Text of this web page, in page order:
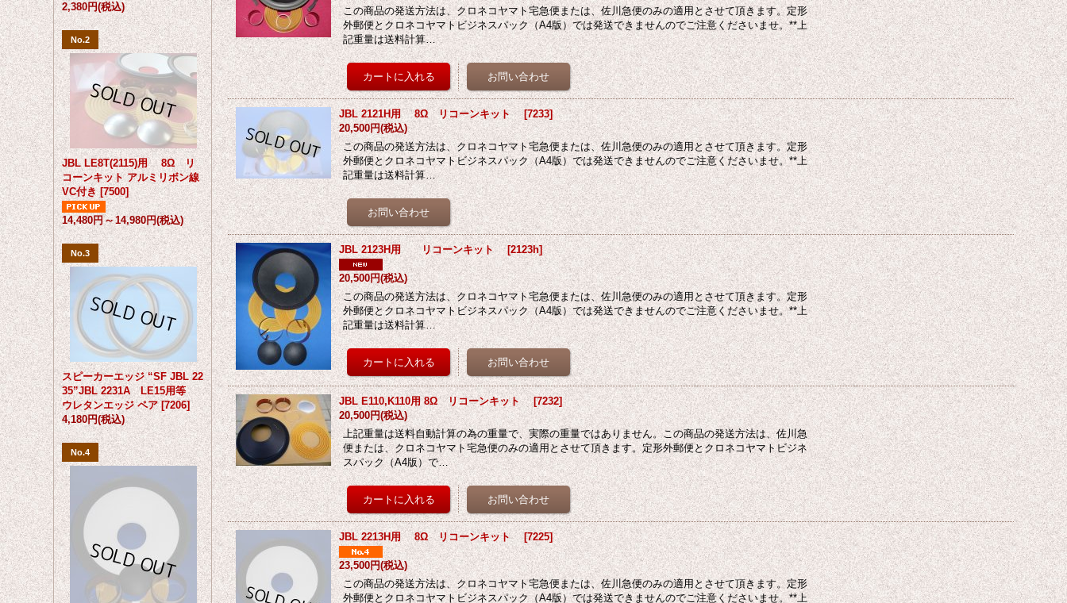
2,380円(税込)
No.2
JBL LE8T(2115)用 8Ω リ
コーンキット アルミリボン線
VC付き [7500]
14,480円～14,980円(税込)
No.3
スピーカーエッジ “SF JBL 22
35”JBL 2231A LE15用等
ウレタンエッジ ペア [7206]
4,180円(税込)
No.4
この商品の発送方法は、クロネコヤマト宅急便または、佐川急便のみの適用とさせて頂きます。定形
外郵便とクロネコヤマトビジネスパック（A4版）では発送できませんのでご注意くださいませ。**上
記重量は送料計算…
JBL 2121H用 8Ω リコーンキット [7233]
20,500円(税込)
この商品の発送方法は、クロネコヤマト宅急便または、佐川急便のみの適用とさせて頂きます。定形
外郵便とクロネコヤマトビジネスパック（A4版）では発送できませんのでご注意くださいませ。**上
記重量は送料計算…
JBL 2123H用 リコーンキット [2123h]
20,500円(税込)
この商品の発送方法は、クロネコヤマト宅急便または、佐川急便のみの適用とさせて頂きます。定形
外郵便とクロネコヤマトビジネスパック（A4版）では発送できませんのでご注意くださいませ。**上
記重量は送料計算…
JBL E110,K110用 8Ω リコーンキット [7232]
20,500円(税込)
上記重量は送料自動計算の為の重量で、実際の重量ではありません。この商品の発送方法は、佐川急
便または、クロネコヤマト宅急便のみの適用とさせて頂きます。定形外郵便とクロネコヤマトビジネ
スパック（A4版）で…
JBL 2213H用 8Ω リコーンキット [7225]
23,500円(税込)
この商品の発送方法は、クロネコヤマト宅急便または、佐川急便のみの適用とさせて頂きます。定形
外郵便とクロネコヤマトビジネスパック（A4版）では発送できませんのでご注意くださいませ。**上